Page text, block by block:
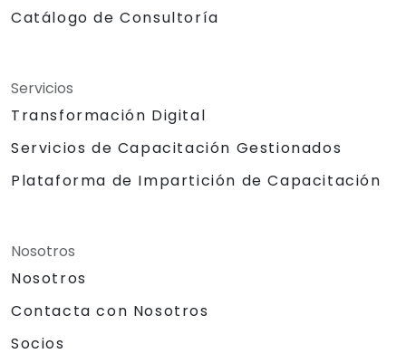
Catálogo de Consultoría
Servicios
Transformación Digital
Servicios de Capacitación Gestionados
Plataforma de Impartición de Capacitación
Nosotros
Nosotros
Contacta con Nosotros
Socios